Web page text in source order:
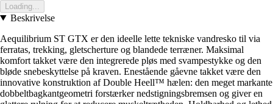
Loading...
Beskrivelse
Aequilibrium ST GTX er den ideelle lette tekniske vandresko til via
ferratas, trekking, gletscherture og blandede terræner. Maksimal
komfort takket være den integrerede pløs med svampestykke og den
bløde snebeskyttelse på kraven. Enestående gåevne takket være den
innovative konstruktion af Double Heell™ hælen: den meget markante
dobbeltbagkantgeometri forstærker nedstigningsbremsen og giver en